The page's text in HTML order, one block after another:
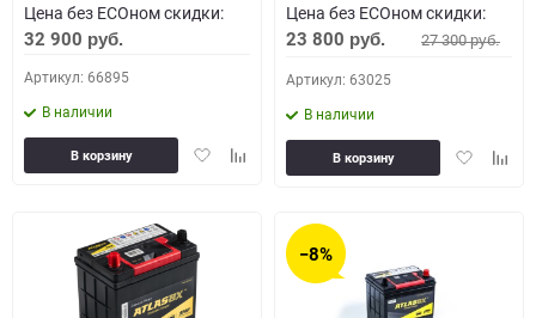
Цена без ECOном скидки:
32 900 руб.
Артикул: 66895
В наличии
ДобавитьДобавить
В корзину
Цена без ECOном скидки:
23 800 руб. 27 300руб.
Артикул: 63025
В наличии
Добавить
В корзину
−8%